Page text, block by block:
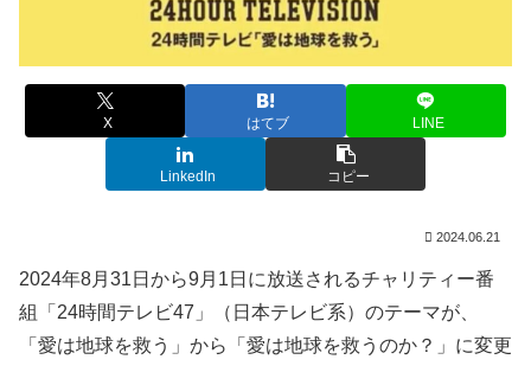
X はてブ LINE
LinkedIn コピー
2024.06.21
2024年8月31日から9月1日に放送されるチャリティー番
組「24時間テレビ47」（日本テレビ系）のテーマが、
「愛は地球を救う」から「愛は地球を救うのか？」に変更